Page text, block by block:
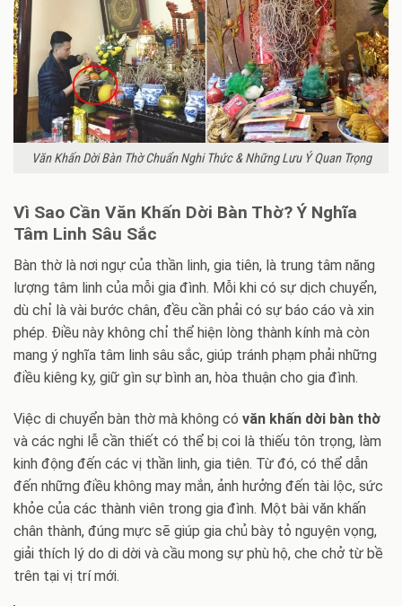
Văn Khấn Dời Bàn Thờ Chuẩn Nghi Thức & Những Lưu Ý Quan Trọng
Vì Sao Cần Văn Khấn Dời Bàn Thờ? Ý Nghĩa
Tâm Linh Sâu Sắc
Bàn thờ là nơi ngự của thần linh, gia tiên, là trung tâm năng
lượng tâm linh của mỗi gia đình. Mỗi khi có sự dịch chuyển,
dù chỉ là vài bước chân, đều cần phải có sự báo cáo và xin
phép. Điều này không chỉ thể hiện lòng thành kính mà còn
mang ý nghĩa tâm linh sâu sắc, giúp tránh phạm phải những
điều kiêng kỵ, giữ gìn sự bình an, hòa thuận cho gia đình.
Việc di chuyển bàn thờ mà không có văn khấn dời bàn thờ
và các nghi lễ cần thiết có thể bị coi là thiếu tôn trọng, làm
kinh động đến các vị thần linh, gia tiên. Từ đó, có thể dẫn
đến những điều không may mắn, ảnh hưởng đến tài lộc, sức
khỏe của các thành viên trong gia đình. Một bài văn khấn
chân thành, đúng mực sẽ giúp gia chủ bày tỏ nguyện vọng,
giải thích lý do di dời và cầu mong sự phù hộ, che chở từ bề
trên tại vị trí mới.